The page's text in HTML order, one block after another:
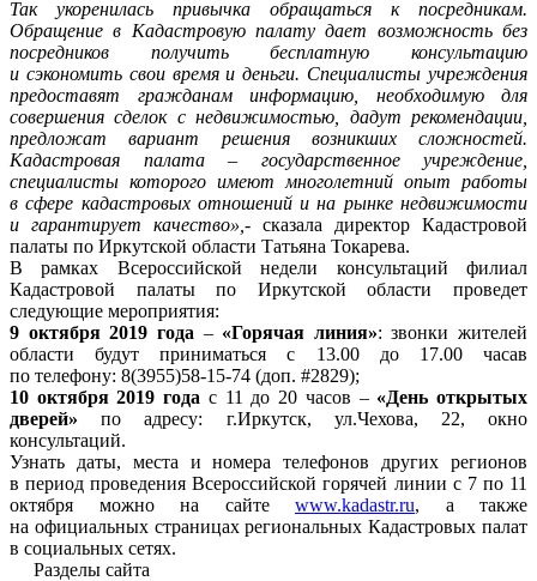
Так укоренилась привычка обращаться к посредникам.
Обращение в Кадастровую палату дает возможность без
посредников получить бесплатную консультацию
и сэкономить свои время и деньги. Специалисты учреждения
предоставят гражданам информацию, необходимую для
совершения сделок с недвижимостью, дадут рекомендации,
предложат вариант решения возникших сложностей.
Кадастровая палата – государственное учреждение,
специалисты которого имеют многолетний опыт работы
в сфере кадастровых отношений и на рынке недвижимости
и гарантирует качество», - сказала директор Кадастровой
палаты по Иркутской области Татьяна Токарева.
В рамках Всероссийской недели консультаций филиал
Кадастровой палаты по Иркутской области проведет
следующие мероприятия:
9 октября 2019 года – «Горячая линия»: звонки жителей
области будут приниматься с 13.00 до 17.00 часав
по телефону: 8(3955)58-15-74 (доп. #2829);
10 октября 2019 года с 11 до 20 часов – «День открытых
дверей» по адресу: г.Иркутск, ул.Чехова, 22, окно
консультаций.
Узнать даты, места и номера телефонов других регионов
в период проведения Всероссийской горячей линии с 7 по 11
октября можно на сайте www.kadastr.ru, а также
на официальных страницах региональных Кадастровых палат
в социальных сетях.
Разделы сайта